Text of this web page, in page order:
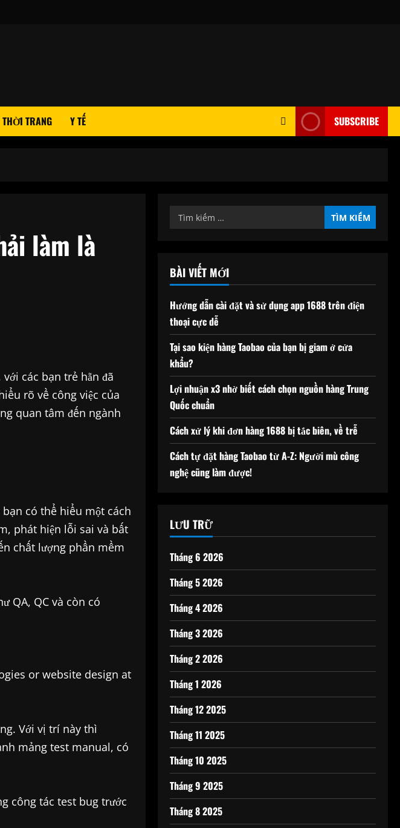
THỜI TRANG Y TẾ SUBSCRIBE
làm là
các bạn trẻ hẵn đã
rõ về công việc của
quan tâm đến ngành
có thể hiểu một cách
phát hiện lỗi sai và bất
chất lượng phần mềm
QA, QC và còn có
or website design at
Với vị trí này thì
mảng test manual, có
công tác test bug trước
Tìm
kiếm
BÀI VIẾT MỚI
Hướng dẫn cài đặt và sử dụng app 1688 trên điện
thoại cực dễ
Tại sao kiện hàng Taobao của bạn bị giam ở cửa
khẩu?
Lợi nhuận x3 nhờ biết cách chọn nguồn hàng Trung
Quốc chuẩn
Cách xử lý khi đơn hàng 1688 bị tắc biên, về trễ
Cách tự đặt hàng Taobao từ A-Z: Người mù công
nghệ cũng làm được!
LƯU TRỮ
Tháng 6 2026
Tháng 5 2026
Tháng 4 2026
Tháng 3 2026
Tháng 2 2026
Tháng 1 2026
Tháng 12 2025
Tháng 11 2025
Tháng 10 2025
Tháng 9 2025
Tháng 8 2025